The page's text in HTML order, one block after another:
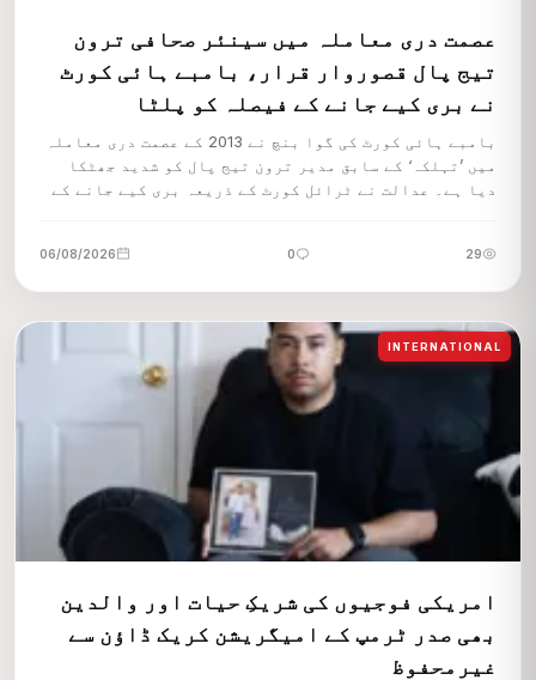
عصمت دری معاملہ میں سینئر صحافی ترون
تیج پال قصوروار قرار، بامبے ہائی کورٹ
نے بری کیے جانے کے فیصلہ کو پلٹا
بامبے ہائی کورٹ کی گوا بنچ نے 2013 کے عصمت دری معاملہ
میں ’تہلکہ‘ کے سابق مدیر ترون تیج پال کو شدید جھٹکا
دیا ہے۔ عدالت نے ٹرائل کورٹ کے ذریعہ بری کیے جانے کے
29
0
06/08/2026
INTERNATIONAL
امریکی فوجیوں کی شریکِ حیات اور والدین
بھی صدر ٹرمپ کے امیگریشن کریک ڈاؤن سے
غیرمحفوظ